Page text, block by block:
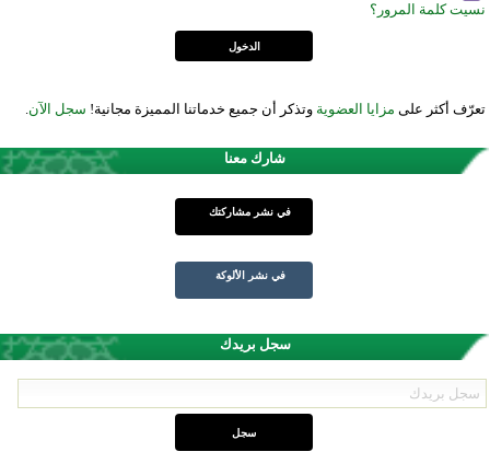
نسيت كلمة المرور؟
تعرّف أكثر على مزايا العضوية وتذكر أن جميع خدماتنا المميزة مجانية! سجل الآن.
شارك معنا
في نشر مشاركتك
في نشر الألوكة
سجل بريدك